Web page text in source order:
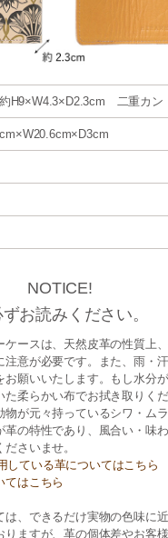
H9×W4.3×D2.3cm 二重カン
NOTICE!
お読みください。
ースは、天然皮革の性質上、
注意が必要です。また、雨・
お願いいたします。もし水分
柔らかい布でお拭き取りくだ
が元々持っているシワ・ム
革の特性であり、風合い・味
さいませ。
ている革についてはこちら
はこちら
、できるだけ実物の色味に
りますが、革の個体差やお客